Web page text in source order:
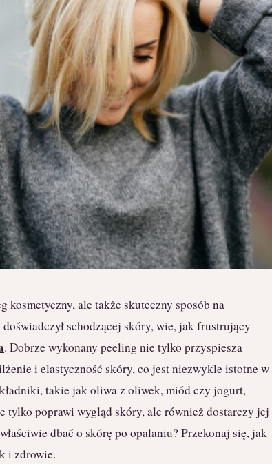
ale także skuteczny sposób na
schodzącej skóry, wie, jak frustrujący
. Dobrze wykonany peeling nie tylko przyspiesza
i elastyczność skóry, co jest niezwykle istotne w
takie jak oliwa z oliwek, miód czy jogurt,
tylko poprawi wygląd skóry, ale również dostarczy jej
dbać o skórę po opalaniu? Przekonaj się, jak
i zdrowie.